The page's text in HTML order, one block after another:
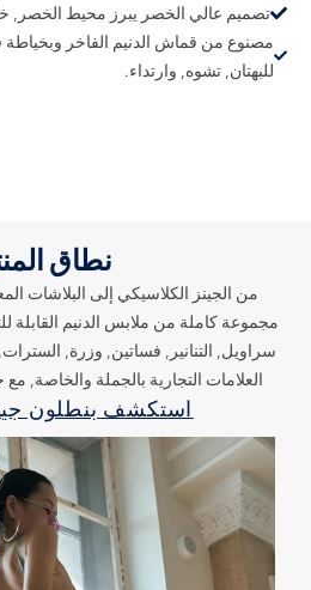
تصميم عالي الخصر يبرز محيط الخصر,
مصنوع من قماش الدنيم الفاخر وبخياطة
للبهتان, تشوه, وارتداء.
نطاق
مجموعة كاملة من ملابس الدنيم القابلة
سراويل, التنانير, فساتين, وزرة,
العلامات التجارية بالجملة والخاصة,
استكشف بنطلون